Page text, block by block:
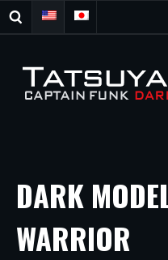
DARK
WARRIOR